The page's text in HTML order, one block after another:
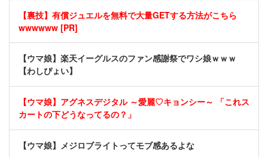
【裏技】有償ジュエルを無料で大量GETする方法がこちら
wwwwww [PR]
【ウマ娘】楽天イーグルスのファン感謝祭でワシ娘ｗｗｗ
【わしぴょい】
【ウマ娘】アグネスデジタル ～愛麗♡キョンシー～ 「これス
カートの下どうなってるの？」
【ウマ娘】メジロブライトってモブ感あるよな